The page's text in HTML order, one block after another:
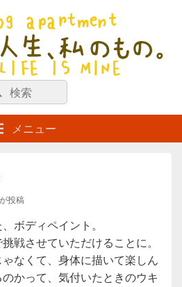
もの。【新館】
検
索
メニュー
が投稿
ボディペイント。
戦させていただけることに。
なくて、身体に描いて楽しん
かって、気付いたときのウキ